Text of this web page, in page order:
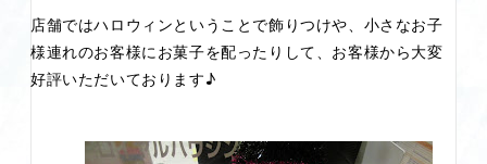
店舗ではハロウィンということで飾りつけや、小さなお子
様連れのお客様にお菓子を配ったりして、お客様から大変
好評いただいております♪